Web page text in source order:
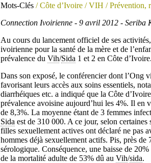
Mots-Clés / Côte d’Ivoire / VIH / Prévention,
Connection Ivoirienne - 9 avril 2012 - Seriba
Au cours du lancement officiel de ses
ivoirienne pour la santé de la mère et de
prévalence du Vih/Sida 1 et 2 en Côte d’Ivoire.
Dans son exposé, le conférencier dont l’Ong
favorisant leurs accès aux soins essentiels,
diarrhéiques etc. a indiqué que la Côte
prévalence avoisine aujourd’hui les 4%. Il en
de 8,3%. La moyenne étant de 3 femmes
Sida est de 310 000. A ce jour, selon
filles sexuellement actives ont déclaré ne pas
hommes déjà sexuellement actifs. Pis, près de
sérologique. Conséquence, une baisse de
de la mortalité adulte de 53% dû au Vih/sida.